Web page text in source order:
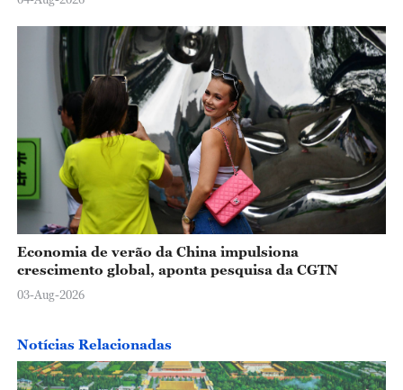
Economia de verão da China impulsiona
crescimento global, aponta pesquisa da CGTN
03-Aug-2026
Notícias Relacionadas